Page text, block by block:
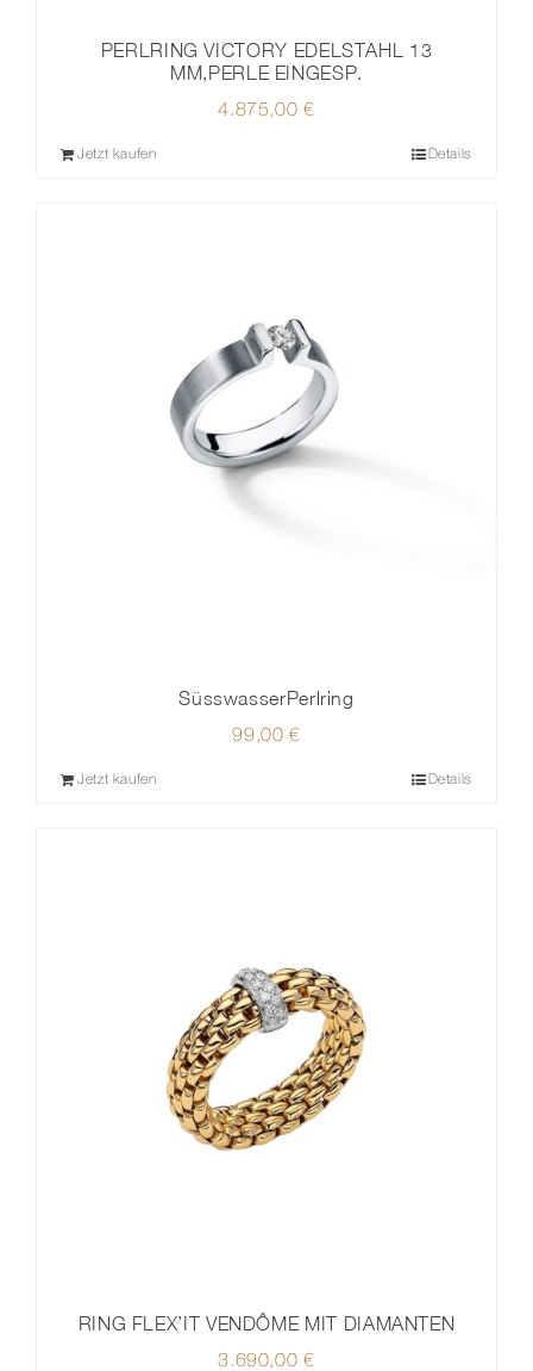
PERLRING VICTORY EDELSTAHL 13
MM,PERLE EINGESP.
4.875,00€
Jetzt kaufen Details
SüsswasserPerlring
99,00€
Jetzt kaufen Details
RING FLEX’IT VENDÔME MIT DIAMANTEN
3.690,00€